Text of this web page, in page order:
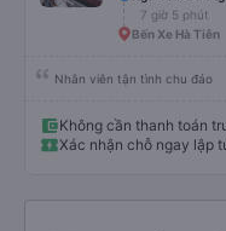
7 giờ 5 phút
Bến Xe Hà Tiên
Nhân viên tận tình chu đáo
Không cần thanh toán
Xác nhận chỗ ngay lập